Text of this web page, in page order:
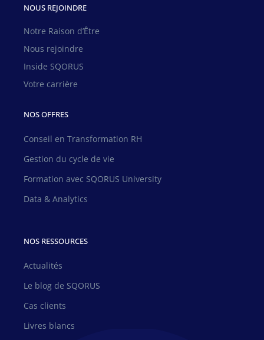
NOUS REJOINDRE
Notre Raison d’Être
Nous rejoindre
Inside SQORUS
Votre carrière
NOS OFFRES
Conseil en Transformation RH
Gestion du cycle de vie
Formation avec SQORUS University
Data & Analytics
NOS RESSOURCES
Actualités
Le blog de SQORUS
Cas clients
Livres blancs